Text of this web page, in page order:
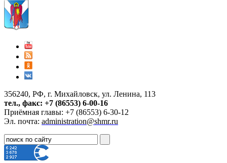
356240, РФ, г. Михайловск, ул. Ленина, 113
тел., факс: +7 (86553) 6-00-16
Приёмная главы: +7 (86553) 6-30-12
Эл. почта: administration@shmr.ru